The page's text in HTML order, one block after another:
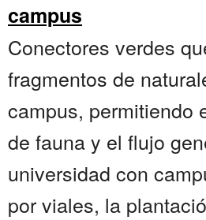
campus
Conectores verdes
fragmentos de
campus, permitiendo
de fauna y el flujo
universidad con
por viales, la